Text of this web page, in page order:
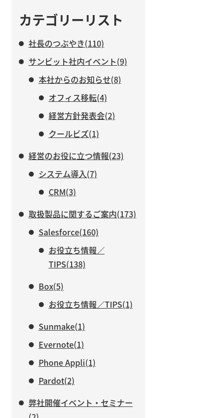
て紹介します。
カテゴリーリスト
社長のつぶやき(110)
サンビット社内イベント(9)
本社からのお知らせ(8)
オフィス移転(4)
経営方針発表会(2)
クールビズ(1)
経営のお役に立つ情報(23)
システム導入(7)
CRM(3)
取扱製品に関するご案内(173)
Salesforce(160)
お役立ち情報／
TIPS(138)
Box(5)
お役立ち情報／TIPS(1)
Sunmake(1)
Evernote(1)
Phone Appli(1)
Pardot(2)
弊社開催イベント・セミナー